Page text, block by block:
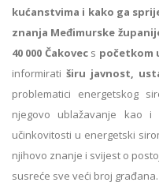
kućanstvima i kako ga
znanja Međimurske
40 000 Čakovecs početkom
informiratiširu javnost,
problematici energetskog
njegovo ublažavanje kao i
učinkovitosti u energetski
njihovo znanje i svijest o
susreće sve veći broj građana.